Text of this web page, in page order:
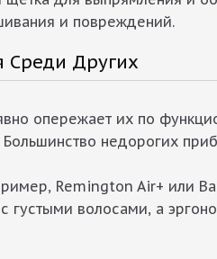
и повреждений.
Среди Других
опережает их по
недорогих
Remington Air+ или
густыми волосами, а